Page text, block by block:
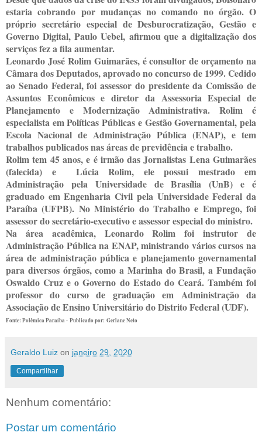
estaria cobrando por mudanças no comando no órgão. O
próprio secretário especial de Desburocratização, Gestão e
Governo Digital, Paulo Uebel, afirmou que a digitalização dos
serviços fez a fila aumentar.
Leonardo José Rolim Guimarães, é consultor de orçamento na
Câmara dos Deputados, aprovado no concurso de 1999. Cedido
ao Senado Federal, foi assessor do presidente da Comissão de
Assuntos Econômicos e diretor da Assessoria Especial de
Planejamento e Modernização Administrativa. Rolim é
especialista em Políticas Públicas e Gestão Governamental, pela
Escola Nacional de Administração Pública (ENAP), e tem
trabalhos publicados nas áreas de previdência e trabalho.
Rolim tem 45 anos, e é irmão das Jornalistas Lena Guimarães
(falecida) e Lúcia Rolim, ele possui mestrado em
Administração pela Universidade de Brasília (UnB) e é
graduado em Engenharia Civil pela Universidade Federal da
Paraíba (UFPB). No Ministério do Trabalho e Emprego, foi
assessor do secretário-executivo e assessor especial do ministro.
Na área acadêmica, Leonardo Rolim foi instrutor de
Administração Pública na ENAP, ministrando vários cursos na
área de administração pública e planejamento governamental
para diversos órgãos, como a Marinha do Brasil, a Fundação
Oswaldo Cruz e o Governo do Estado do Ceará. Também foi
professor do curso de graduação em Administração da
Associação de Ensino Universitário do Distrito Federal (UDF).
Fonte: Polêmica Paraíba - Publicado por: Gerlane Neto
Geraldo Luiz on janeiro 29, 2020
Compartilhar
Nenhum comentário:
Postar um comentário